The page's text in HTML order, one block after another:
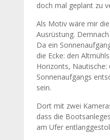
doch mal geplant zu
Als Motiv wäre mir
Ausrüstung.
Da ein
die Ecke: den
Horizonts, Nautische:
Sonnenaufgangs
sein.
Dort mit zwei
dass die
am Ufer